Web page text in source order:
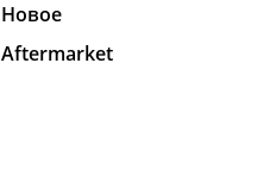
Hовое
Aftermarket